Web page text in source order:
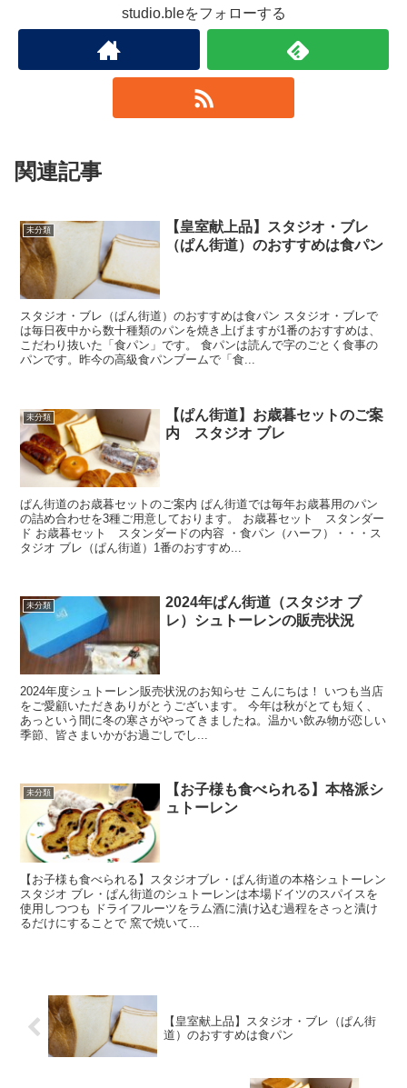
studio.bleをフォローする
関連記事
未分類
【皇室献上品】スタジオ・ブレ
（ぱん街道）のおすすめは食パン
スタジオ・ブレ（ぱん街道）のおすすめは食パン スタジオ・ブレで
は毎日夜中から数十種類のパンを焼き上げますが1番のおすすめは、
こだわり抜いた「食パン」です。 食パンは読んで字のごとく食事の
パンです。昨今の高級食パンブームで「食...
未分類
【ぱん街道】お歳暮セットのご案
内 スタジオ ブレ
ぱん街道のお歳暮セットのご案内 ぱん街道では毎年お歳暮用のパン
の詰め合わせを3種ご用意しております。 お歳暮セット スタンダー
ド お歳暮セット スタンダードの内容 ・食パン（ハーフ）・・・ス
タジオ ブレ（ぱん街道）1番のおすすめ...
未分類
2024年ぱん街道（スタジオ ブ
レ）シュトーレンの販売状況
2024年度シュトーレン販売状況のお知らせ こんにちは！ いつも当店
をご愛顧いただきありがとうございます。 今年は秋がとても短く、
あっという間に冬の寒さがやってきましたね。温かい飲み物が恋しい
季節、皆さまいかがお過ごしでし...
未分類
【お子様も食べられる】本格派シ
ュトーレン
【お子様も食べられる】スタジオブレ・ぱん街道の本格シュトーレン
スタジオ ブレ・ぱん街道のシュトーレンは本場ドイツのスパイスを
使用しつつも ドライフルーツをラム酒に漬け込む過程をさっと漬け
るだけにすることで 窯で焼いて...
【皇室献上品】スタジオ・ブレ（ぱん街
道）のおすすめは食パン